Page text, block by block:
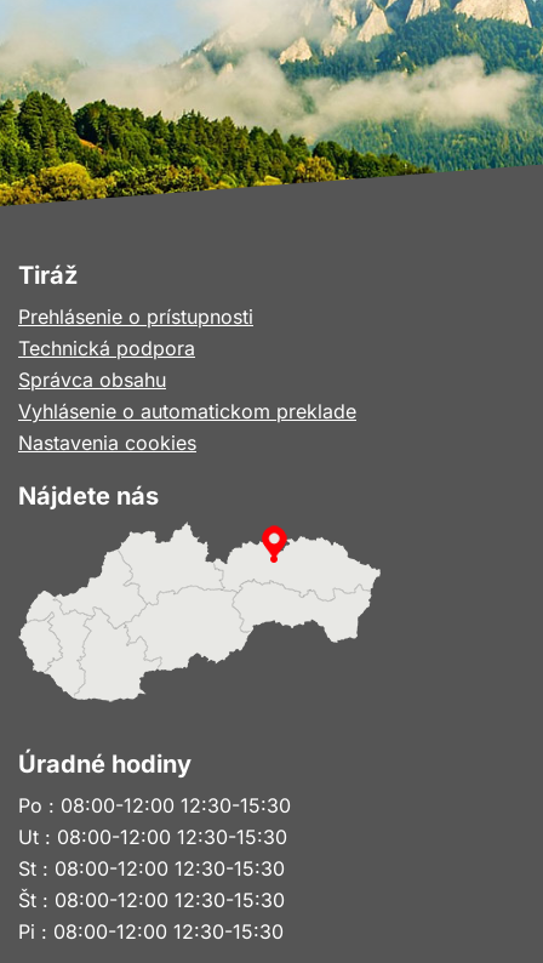
Tiráž
Prehlásenie o prístupnosti
Technická podpora
Správca obsahu
Vyhlásenie o automatickom preklade
Nastavenia cookies
Nájdete nás
Úradné hodiny
Po : 08:00-12:00 12:30-15:30
Ut : 08:00-12:00 12:30-15:30
St : 08:00-12:00 12:30-15:30
Št : 08:00-12:00 12:30-15:30
Pi : 08:00-12:00 12:30-15:30